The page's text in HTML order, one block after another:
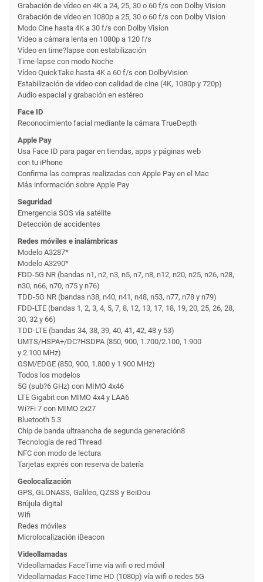
Grabación de vídeo en 4K a 24, 25, 30 o 60 f/s con Dolby Vision
Grabación de vídeo en 1080p a 25, 30 o 60 f/s con Dolby Vision
Modo Cine hasta 4K a 30 f/s con Dolby Vision
Vídeo a cámara lenta en 1080p a 120 f/s
Vídeo en time?lapse con estabili­zación
Time-lapse con modo Noche
Vídeo QuickTake hasta 4K a 60 f/s con DolbyVision
Estabili­zación de vídeo con calidad de cine (4K, 1080p y 720p)
Audio espacial y grabación en estéreo
Face ID
Reconoci­miento facial mediante la cámara TrueDepth
Apple Pay
Usa Face ID para pagar en tiendas, apps y páginas web
con tu iPhone
Confirma las compras realizadas con Apple Pay en el Mac
Más información sobre Apple Pay
Seguridad
Emergencia SOS vía satélite
Detección de accidentes
Redes móviles e inalámbricas
Modelo A3287*
Modelo A3290*
FDD-5G NR (bandas n1, n2, n3, n5, n7, n8, n12, n20, n25, n26, n28,
n30, n66, n70, n75 y n76)
TDD-5G NR (bandas n38, n40, n41, n48, n53, n77, n78 y n79)
FDD-LTE (bandas 1, 2, 3, 4, 5, 7, 8, 12, 13, 17, 18, 19, 20, 25, 26, 28,
30, 32 y 66)
TDD-LTE (bandas 34, 38, 39, 40, 41, 42, 48 y 53)
UMTS/HSPA+/DC?HSDPA (850, 900, 1.700/2.100, 1.900
y 2.100 MHz)
GSM/EDGE (850, 900, 1.800 y 1.900 MHz)
Todos los modelos
5G (sub?6 GHz) con MIMO 4x46
LTE Gigabit con MIMO 4x4 y LAA6
Wi?Fi 7 con MIMO 2x27
Bluetooth 5.3
Chip de banda ultraancha de segunda generación8
Tecnología de red Thread
NFC con modo de lectura
Tarjetas exprés con reserva de batería
Geolocalización
GPS, GLONASS, Galileo, QZSS y BeiDou
Brújula digital
Wifi
Redes móviles
Microlocalización iBeacon
Videollamadas
Videollamadas FaceTime vía wifi o red móvil
Videollamadas FaceTime HD (1080p) vía wifi o redes 5G